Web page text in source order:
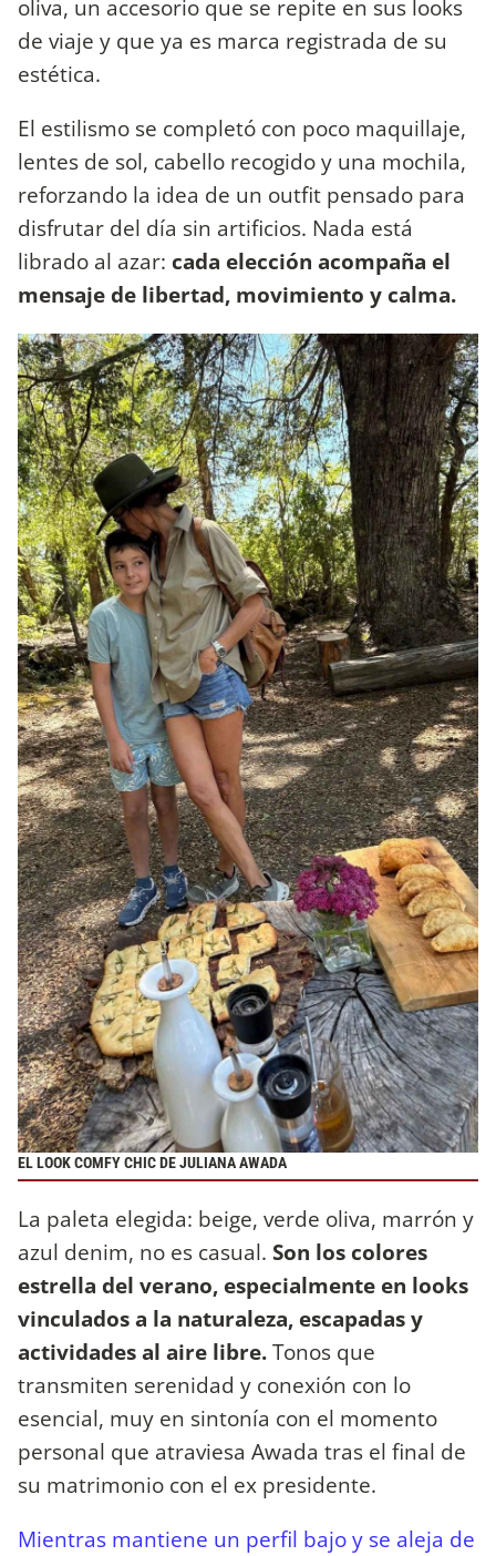
oliva, un accesorio que se repite en sus looks
de viaje y que ya es marca registrada de su
estética.
El estilismo se completó con poco maquillaje,
lentes de sol, cabello recogido y una mochila,
reforzando la idea de un outfit pensado para
disfrutar del día sin artificios. Nada está
librado al azar: cada elección acompaña el
mensaje de libertad, movimiento y calma.
EL LOOK COMFY CHIC DE JULIANA AWADA
La paleta elegida: beige, verde oliva, marrón y
azul denim, no es casual. Son los colores
estrella del verano, especialmente en looks
vinculados a la naturaleza, escapadas y
actividades al aire libre.Tonos que
transmiten serenidad y conexión con lo
esencial, muy en sintonía con el momento
personal que atraviesa Awada tras el final de
su matrimonio con el ex presidente.
Mientras mantiene un perfil bajo y se aleja de